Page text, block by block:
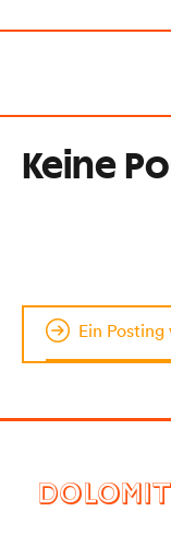
Keine
Ein Posting